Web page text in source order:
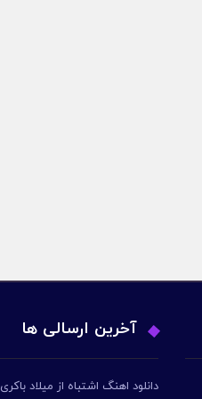
آخرین ارسالی ها
دانلود اهنگ اشتباه از میلاد باکری